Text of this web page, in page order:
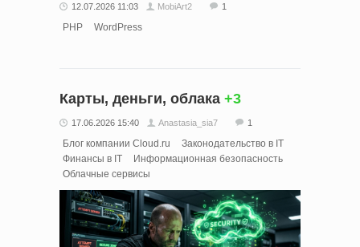
12.07.2026 11:03 MobiArt2 1
PHP WordPress
Карты, деньги, облака +3
17.06.2026 15:40 Anastasia_sia7 1
Блог компании Cloud.ru
Законодательство в IT
Финансы в IT
Информационная безопасность
Облачные сервисы